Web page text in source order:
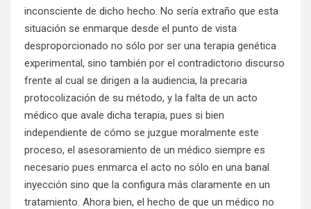
inconsciente de dicho hecho. No sería extraño que esta
situación se enmarque desde el punto de vista
desproporcionado no sólo por ser una terapia genética
experimental, sino también por el contradictorio discurso
frente al cual se dirigen a la audiencia, la precaria
protocolización de su método, y la falta de un acto
médico que avale dicha terapia, pues si bien
independiente de cómo se juzgue moralmente este
proceso, el asesoramiento de un médico siempre es
necesario pues enmarca el acto no sólo en una banal
inyección sino que la configura más claramente en un
tratamiento. Ahora bien, el hecho de que un médico no